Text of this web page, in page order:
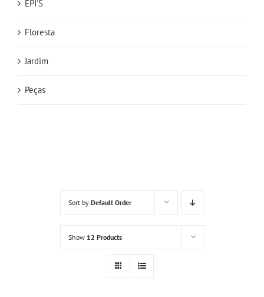
Sort by Default Order
Show 12 Products
EPI'S
Floresta
Jardim
Peças